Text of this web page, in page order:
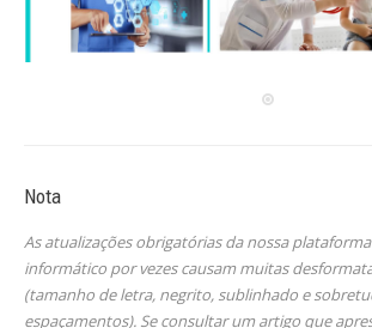
Nota
As atualizações obrigatórias da nossa
informático por vezes causam muitas
(tamanho de letra, negrito, sublinhado e
espaçamentos). Se consultar um artigo que